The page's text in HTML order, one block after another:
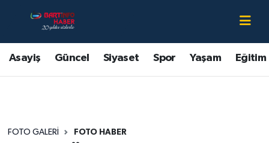
Asayiş Güncel Siyaset Spor Yaşam Eğitim
FOTO GALERI FOTO HABER
Asayiş
Bartın Hakkında
Eğitim
Bartın Nöbetçi Eczaneler
Bartın Hava Durumu
Bartın Trafik Yoğunluk Haritası